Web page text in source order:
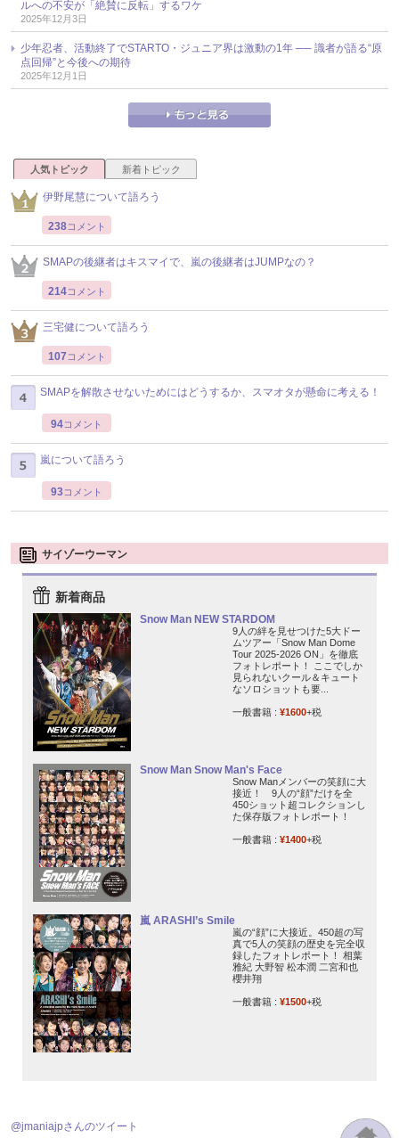
ルへの不安が「絶賛に反転」するワケ
2025年12月3日
少年忍者、活動終了でSTARTO・ジュニア界は激動の1年 ── 識者が語る“原
点回帰”と今後への期待
2025年12月1日
人気トピック 新着トピック
伊野尾慧について語ろう
238コメント
SMAPの後継者はキスマイで、嵐の後継者はJUMPなの？
214コメント
三宅健について語ろう
107 コメント
SMAPを解散させないためにはどうするか、スマオタが懸命に考える！
94コメント
嵐について語ろう
93コメント
サイゾーウーマン
新着商品
Snow Man NEW STARDOM
9人の絆を見せつけた5大ドー
ムツアー「Snow Man Dome
Tour 2025-2026 ON」を徹底
フォトレポート！ ここでしか
見られないクール＆キュート
なソロショットも要...
一般書籍 : ¥1600+税
Snow Man Snow Man's Face
Snow Manメンバーの笑顔に大
接近！ 9人の“顔”だけを全
450ショット超コレクションし
た保存版フォトレポート！
一般書籍 : ¥1400+税
嵐 ARASHI’s Smile
嵐の“顔”に大接近。450超の写
真で5人の笑顔の歴史を完全収
録したフォトレポート！ 相葉
雅紀 大野智 松本潤 二宮和也
櫻井翔
一般書籍 : ¥1500+税
@jmaniajpさんのツイート